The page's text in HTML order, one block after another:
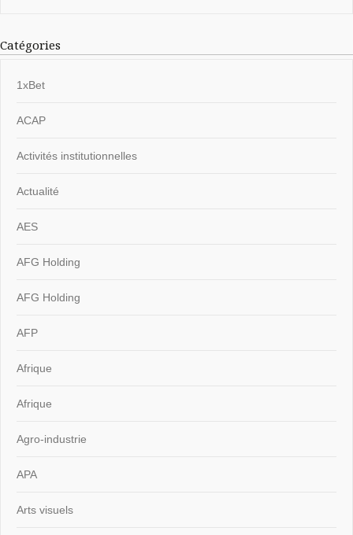
Catégories
1xBet
ACAP
Activités institutionnelles
Actualité
AES
AFG Holding
AFG Holding
AFP
Afrique
Afrique
Agro-industrie
APA
Arts visuels